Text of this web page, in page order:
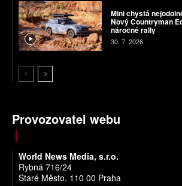
Mini chystá
Nový Countryman
náročné rally
30. 7. 2026
Provozovatel webu
World News Media, s.r.o.
Rybná 716/24
Staré Město, 110 00 Praha